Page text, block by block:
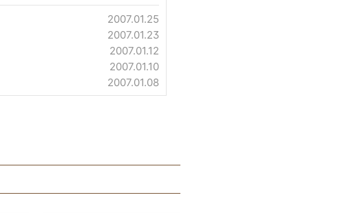
2007.01.25
2007.01.23
2007.01.12
2007.01.10
2007.01.08